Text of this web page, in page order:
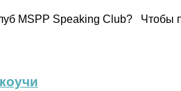
MSPP Speaking Club? Чтобы